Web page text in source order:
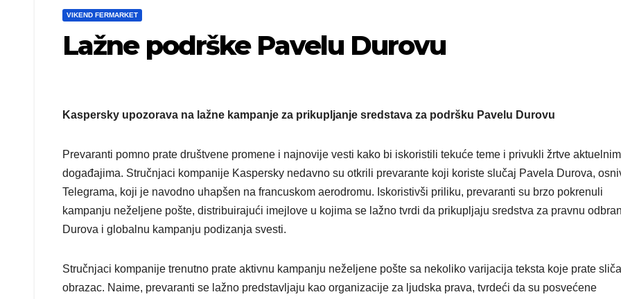
VIKEND FERMARKET
Lažne podrške Pavelu Durovu
Kaspersky upozorava na lažne kampanje za prikupljanje sredstava za podršku Pavelu Durovu
Prevaranti pomno prate društvene promene i najnovije vesti kako bi iskoristili tekuće teme i privukli žrtve aktuelnim
događajima. Stručnjaci kompanije Kaspersky nedavno su otkrili prevarante koji koriste slučaj Pavela Durova,
Telegrama, koji je navodno uhapšen na francuskom aerodromu. Iskoristivši priliku, prevaranti su brzo pokrenuli
kampanju neželjene pošte, distribuirajući imejlove u kojima se lažno tvrdi da prikupljaju sredstva za pravnu
Durova i globalnu kampanju podizanja svesti.
Stručnjaci kompanije trenutno prate aktivnu kampanju neželjene pošte sa nekoliko varijacija teksta koje prate
obrazac. Naime, prevaranti se lažno predstavljaju kao organizacije za ljudska prava, tvrdeći da su posvećene
dan